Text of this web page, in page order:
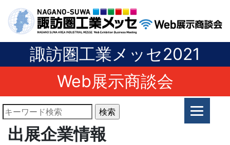
諏訪圏工業メッセ2021
Web展示商談会
出展企業情報